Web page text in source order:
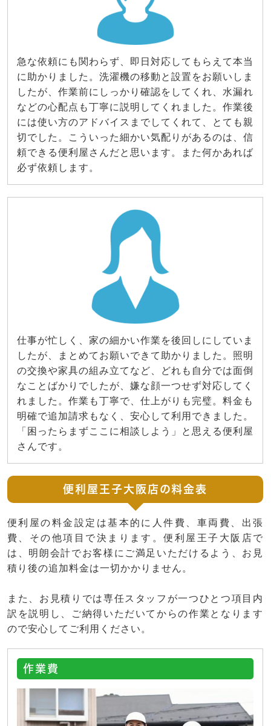
急な依頼にも関わらず、即日対応してもらえて本当
に助かりました。洗濯機の移動と設置をお願いしま
したが、作業前にしっかり確認をしてくれ、水漏れ
などの心配点も丁寧に説明してくれました。作業後
には使い方のアドバイスまでしてくれて、とても親
切でした。こういった細かい気配りがあるのは、信
頼できる便利屋さんだと思います。また何かあれば
必ず依頼します。
仕事が忙しく、家の細かい作業を後回しにしていま
したが、まとめてお願いできて助かりました。照明
の交換や家具の組み立てなど、どれも自分では面倒
なことばかりでしたが、嫌な顔一つせず対応してく
れました。作業も丁寧で、仕上がりも完璧。料金も
明確で追加請求もなく、安心して利用できました。
「困ったらまずここに相談しよう」と思える便利屋
さんです。
便利屋王子大阪店の料金表
便利屋の料金設定は基本的に人件費、車両費、出張
費、その他項目で決まります。便利屋王子大阪店で
は、明朗会計でお客様にご満足いただけるよう、お見
積り後の追加料金は一切かかりません。
また、お見積りでは専任スタッフが一つひとつ項目内
訳を説明し、ご納得いただいてからの作業となります
ので安心してご利用ください。
作業費